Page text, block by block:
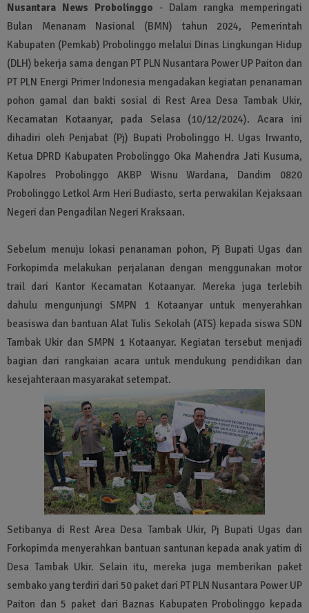
Nusantara News Probolinggo - Dalam rangka memperingati
Bulan Menanam Nasional (BMN) tahun 2024, Pemerintah
Kabupaten (Pemkab) Probolinggo melalui Dinas Lingkungan Hidup
(DLH) bekerja sama dengan PT PLN Nusantara Power UP Paiton dan
PT PLN Energi Primer Indonesia mengadakan kegiatan penanaman
pohon gamal dan bakti sosial di Rest Area Desa Tambak Ukir,
Kecamatan Kotaanyar, pada Selasa (10/12/2024). Acara ini
dihadiri oleh Penjabat (Pj) Bupati Probolinggo H. Ugas Irwanto,
Ketua DPRD Kabupaten Probolinggo Oka Mahendra Jati Kusuma,
Kapolres Probolinggo AKBP Wisnu Wardana, Dandim 0820
Probolinggo Letkol Arm Heri Budiasto, serta perwakilan Kejaksaan
Negeri dan Pengadilan Negeri Kraksaan.
Sebelum menuju lokasi penanaman pohon, Pj Bupati Ugas dan
Forkopimda melakukan perjalanan dengan menggunakan motor
trail dari Kantor Kecamatan Kotaanyar. Mereka juga terlebih
dahulu mengunjungi SMPN 1 Kotaanyar untuk menyerahkan
beasiswa dan bantuan Alat Tulis Sekolah (ATS) kepada siswa SDN
Tambak Ukir dan SMPN 1 Kotaanyar. Kegiatan tersebut menjadi
bagian dari rangkaian acara untuk mendukung pendidikan dan
kesejahteraan masyarakat setempat.
Setibanya di Rest Area Desa Tambak Ukir, Pj Bupati Ugas dan
Forkopimda menyerahkan bantuan santunan kepada anak yatim di
Desa Tambak Ukir. Selain itu, mereka juga memberikan paket
sembako yang terdiri dari 50 paket dari PT PLN Nusantara Power UP
Paiton dan 5 paket dari Baznas Kabupaten Probolinggo kepada